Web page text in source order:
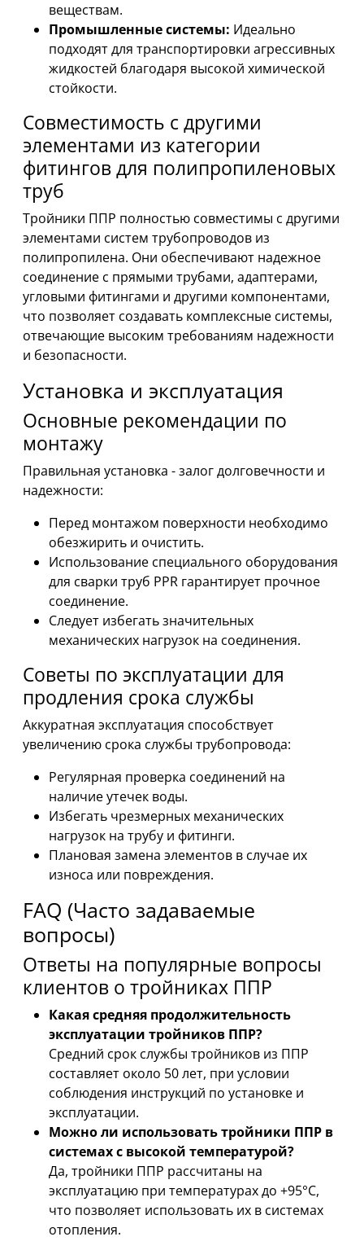
веществам.
Промышленные системы: Идеально
подходят для транспортировки агрессивных
жидкостей благодаря высокой химической
стойкости.
Совместимость с другими
элементами из категории
фитингов для полипропиленовых
труб
Тройники ППР полностью совместимы с другими
элементами систем трубопроводов из
полипропилена. Они обеспечивают надежное
соединение с прямыми трубами, адаптерами,
угловыми фитингами и другими компонентами,
что позволяет создавать комплексные системы,
отвечающие высоким требованиям надежности
и безопасности.
Установка и эксплуатация
Основные рекомендации по
монтажу
Правильная установка - залог долговечности и
надежности:
Перед монтажом поверхности необходимо
обезжирить и очистить.
Использование специального оборудования
для сварки труб PPR гарантирует прочное
соединение.
Следует избегать значительных
механических нагрузок на соединения.
Советы по эксплуатации для
продления срока службы
Аккуратная эксплуатация способствует
увеличению срока службы трубопровода:
Регулярная проверка соединений на
наличие утечек воды.
Избегать чрезмерных механических
нагрузок на трубу и фитинги.
Плановая замена элементов в случае их
износа или повреждения.
FAQ (Часто задаваемые
вопросы)
Ответы на популярные вопросы
клиентов о тройниках ППР
Какая средняя продолжительность
эксплуатации тройников ППР?
Средний срок службы тройников из ППР
составляет около 50 лет, при условии
соблюдения инструкций по установке и
эксплуатации.
Можно ли использовать тройники ППР в
системах с высокой температурой?
Да, тройники ППР рассчитаны на
эксплуатацию при температурах до +95°C,
что позволяет использовать их в системах
отопления.